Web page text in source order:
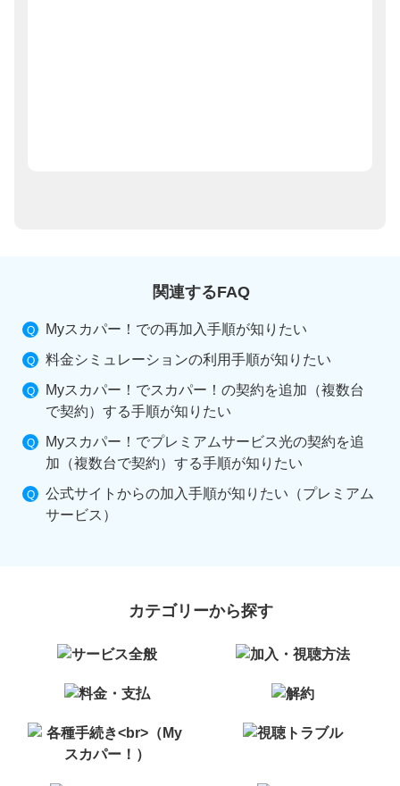
関連するFAQ
Myスカパー！での再加入手順が知りたい
料金シミュレーションの利用手順が知りたい
Myスカパー！でスカパー！の契約を追加（複数台
で契約）する手順が知りたい
Myスカパー！でプレミアムサービス光の契約を追
加（複数台で契約）する手順が知りたい
公式サイトからの加入手順が知りたい（プレミアム
サービス）
カテゴリーから探す